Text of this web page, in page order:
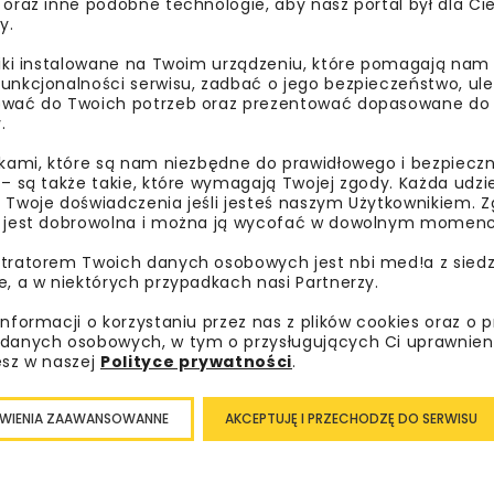
odcinku ok. 4 km, jadąc od strony północnej za
zostaną również obiekty pod drugą jezdnię nad drogą
w latach 2024-2027 w ramach Rządowego Programu
inne podobne technologie, aby nasz portal był dla
instalowane na Twoim urządzeniu, które pomagają
serwisu, zadbać o jego bezpieczeństwo,
do Twoich potrzeb oraz prezentować dopasowane
które są nam niezbędne do prawidłowego i
są także takie, które wymagają Twojej zgody. Każda
doświadczenia jeśli jesteś naszym Użytkownikiem.
jest dobrowolna i można ją wycofać w dowolnym
Twoich danych osobowych jest nbi med!a z
a w niektórych przypadkach nasi Partnerzy.
o korzystaniu przez nas z plików cookies oraz o
osobowych, w tym o przysługujących Ci
w naszej Polityce prywatności.
AKCEPTUJĘ I PRZECHODZĘ DO SERWISU
ZAAWANSOWANNE